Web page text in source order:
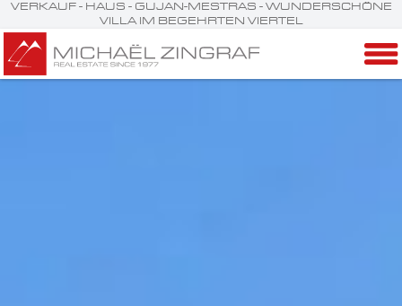
VERKAUF - HAUS - GUJAN-MESTRAS - WUNDERSCHÖNE
VILLA IM BEGEHRTEN VIERTEL